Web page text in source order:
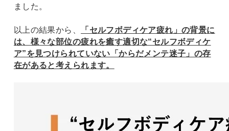
ました。
以上の結果から、
「セルフボディケア疲れ」の背景に
は、様々な部位の疲れを癒す適切な“セルフボディケ
ア”を見つけられていない「からだメンテ迷子」の存
在があると考えられます。